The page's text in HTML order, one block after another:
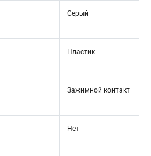
Серый
Пластик
Зажимной контакт
Нет